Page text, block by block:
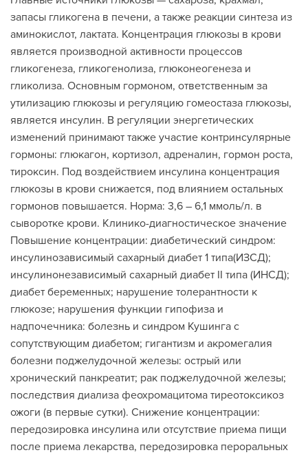
запасы гликогена в печени, а также реакции синтеза из
аминокислот, лактата. Концентрация глюкозы в крови
является производной активности процессов
гликогенеза, гликогенолиза, глюконеогенеза и
гликолиза. Основным гормоном, ответственным за
утилизацию глюкозы и регуляцию гомеостаза глюкозы,
является инсулин. В регуляции энергетических
изменений принимают также участие контринсулярные
гормоны: глюкагон, кортизол, адреналин, гормон роста,
тироксин. Под воздействием инсулина концентрация
глюкозы в крови снижается, под влиянием остальных
гормонов повышается. Норма: 3,6 – 6,1 ммоль/л. в
сыворотке крови. Клинико-диагностическое значение
Повышение концентрации: диабетический синдром:
инсулинозависимый сахарный диабет 1 типа(ИЗСД);
инсулинонезависимый сахарный диабет II типа (ИНСД);
диабет беременных; нарушение толерантности к
глюкозе; нарушения функции гипофиза и
надпочечника: болезнь и синдром Кушинга с
сопутствующим диабетом; гигантизм и акромегалия
болезни поджелудочной железы: острый или
хронический панкреатит; рак поджелудочной железы;
последствия диализа феохромацитома тиреотоксикоз
ожоги (в первые сутки). Снижение концентрации:
передозировка инсулина или отсутствие приема пищи
после приема лекарства, передозировка пероральных